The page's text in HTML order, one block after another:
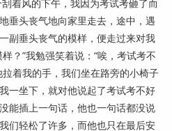
风的下午，我因为考试考砸了而
垂头丧气地向家里走去，途中，遇
副垂头丧气的模样，便走过来对我
？”我勉强笑着说：“唉，考试考不
着我的手，我们坐在路旁的小椅子
一坐下，就对他说起了考试考不好
能插上一句话，他也一句话都没说
们轻松了许多，而他也只在最后安